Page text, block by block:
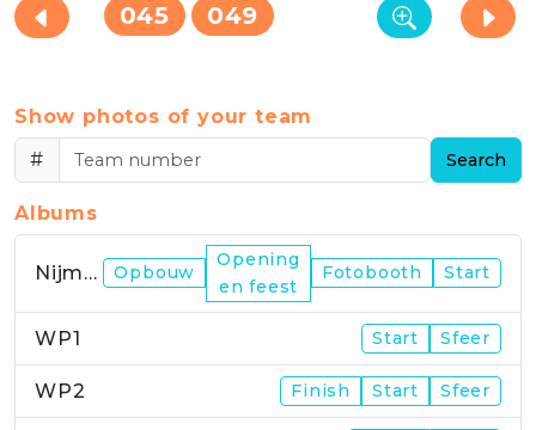
045 049
Show photos of your team
#
Search
Albums
Nijmegen Opbouw
Opening
en feest
Fotobooth Start
WP1 Start Sfeer
WP2 Finish Start Sfeer